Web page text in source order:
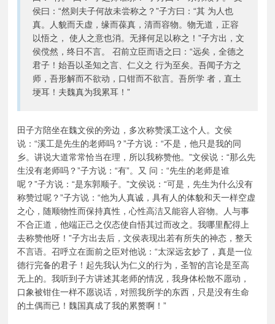
侯曰：“然则夫子何故未尝称之？”子方曰：“其 为人也
真。人貌而天虚，缘而葆真，清而容物。物无道，正容
以悟之， 使人之意也消。无择何足以称之！”子方出，文
侯傥然，终日不言。 召前立臣而语之曰：“远矣，全德之
君子！始吾以圣知之言、仁义之 行为至矣。吾闻子方之
师，吾形解而不欲动，口钳而不欲言。吾所学 者，直土
埂耳！夫魏真为我累耳！”
田子方陪坐在魏文侯的旁边，多次称赞溪工这个人。文侯
说：“溪工是先生的老师吗？”子方说：“不是，他只是我的同
乡。讲说大道常常恰当在理，所以我称赞他。”文侯说：“那么先
生没有老师吗？”子方说：“有”。又 问：“先生的老师是谁
呢？”子方说：“是东郭顺子。”文侯说：“可是，先生为什么没有
称赞过呢？”子方说：“他为人真诚，具有人的体貌和天一样空虚
之心，随顺物性而保持真性，心性高洁又能容人容物。人与事
不合正道，他端正己之仪态使自悟其过而改之。我哪里配得上
去称赞他呀！”子方出去后，文侯表现出若有所失的神态，整天
不言语。召呼立在面前之臣对他说：“太深远玄妙了，真是一位
德行完备的君子！起先我认为仁义的行为，圣智的言论是至高
无上的。我听到子方讲述其老师的情况，我身体松散不愿动，
口象被钳住一样不愿说话，对照我所学的东西，只是没有生命
的土偶而已！魏国真成了我的累赘啊！”